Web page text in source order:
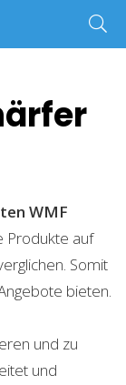
WMF
Produkte auf
Somit
bieten.
und zu
und